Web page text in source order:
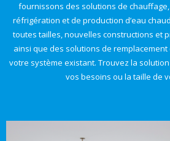
fournissons des solutions de
réfrigération et de production d’eau
toutes tailles, nouvelles constructions et
ainsi que des solutions de
votre système existant. Trouvez la
vos besoins ou la taille de